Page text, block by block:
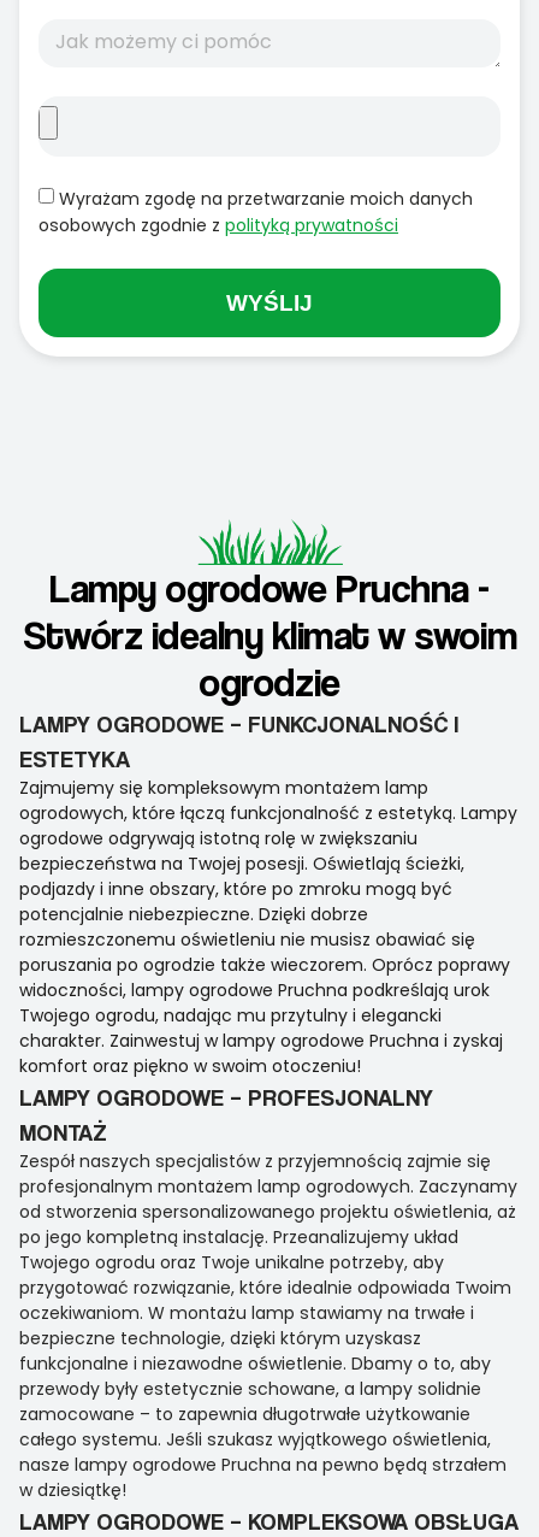
Wyrażam zgodę na przetwarzanie moich danych
osobowych zgodnie z polityką prywatności
WYŚLIJ
Lampy ogrodowe Pruchna -
Stwórz idealny klimat w swoim
ogrodzie
LAMPY OGRODOWE – FUNKCJONALNOŚĆ I
ESTETYKA
Zajmujemy się kompleksowym montażem lamp
ogrodowych, które łączą funkcjonalność z estetyką. Lampy
ogrodowe odgrywają istotną rolę w zwiększaniu
bezpieczeństwa na Twojej posesji. Oświetlają ścieżki,
podjazdy i inne obszary, które po zmroku mogą być
potencjalnie niebezpieczne. Dzięki dobrze
rozmieszczonemu oświetleniu nie musisz obawiać się
poruszania po ogrodzie także wieczorem. Oprócz poprawy
widoczności, lampy ogrodowe Pruchna podkreślają urok
Twojego ogrodu, nadając mu przytulny i elegancki
charakter. Zainwestuj w lampy ogrodowe Pruchna i zyskaj
komfort oraz piękno w swoim otoczeniu!
LAMPY OGRODOWE – PROFESJONALNY
MONTAŻ
Zespół naszych specjalistów z przyjemnością zajmie się
profesjonalnym montażem lamp ogrodowych. Zaczynamy
od stworzenia spersonalizowanego projektu oświetlenia, aż
po jego kompletną instalację. Przeanalizujemy układ
Twojego ogrodu oraz Twoje unikalne potrzeby, aby
przygotować rozwiązanie, które idealnie odpowiada Twoim
oczekiwaniom. W montażu lamp stawiamy na trwałe i
bezpieczne technologie, dzięki którym uzyskasz
funkcjonalne i niezawodne oświetlenie. Dbamy o to, aby
przewody były estetycznie schowane, a lampy solidnie
zamocowane – to zapewnia długotrwałe użytkowanie
całego systemu. Jeśli szukasz wyjątkowego oświetlenia,
nasze lampy ogrodowe Pruchna na pewno będą strzałem
w dziesiątkę!
LAMPY OGRODOWE – KOMPLEKSOWA OBSŁUGA